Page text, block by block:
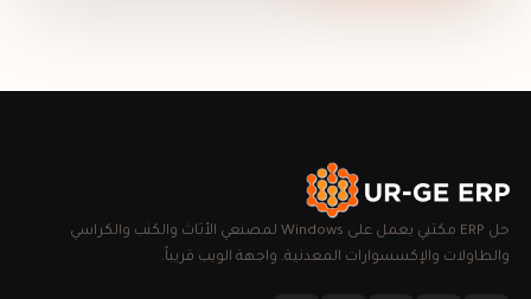
حل ERP مكتبي يعمل على Windows لمصنعي الأثاث والكنب والكراسي
والطاولات والإكسسوارات المعدنية. واجهة الويب قريباً.